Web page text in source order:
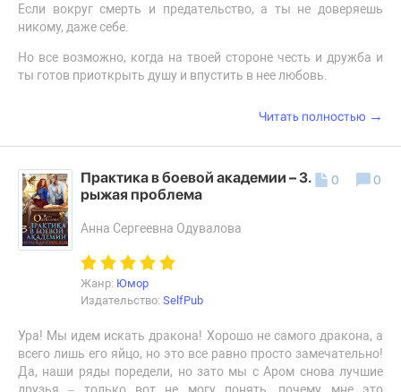
Если вокруг смерть и предательство, а ты не доверяешь
никому, даже себе.
Но все возможно, когда на твоей стороне честь и дружба и
ты готов приоткрыть душу и впустить в нее любовь.
Читать полностью →
Практика в боевой академии – 3. Его
рыжая проблема
Анна Сергеевна Одувалова
Жанр: Юмор
Издательство: SelfPub
Ура! Мы идем искать дракона! Хорошо не самого дракона, а
всего лишь его яйцо, но это все равно просто замечательно!
Да, наши ряды поредели, но зато мы с Аром снова лучшие
0 0